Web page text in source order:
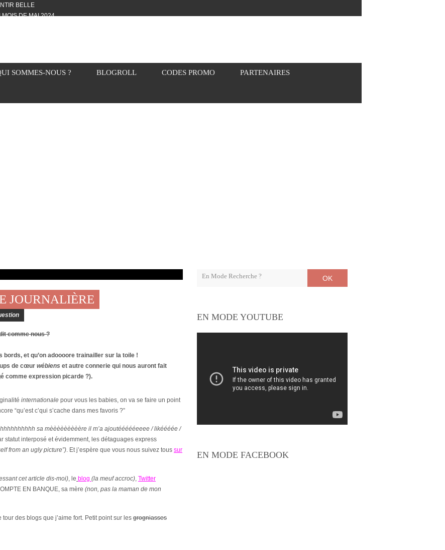
BELLE
MOIS DE MAI 2024
BOX DU MOIS DE MAI 2024
BOX DU MOIS D’AVRIL
AUTRES, CE N’EST QUE LA
SOMMES-NOUS ? BLOGROLL CODES PROMO PARTENAIRES
JOURNALIÈRE
comme nous ?
bords, et qu’on adoooore trainailler sur la toile !
de cœur wébiens et autre connerie qui nous auront fait
comme expression picarde ?).
internationale pour vous les babies, on va se faire un point
“qu’est c’qui s’cache dans mes favoris ?”
sa mèèèèèèèèère il m’a ajoutéééééeeee / likéééée /
statut interposé et évidemment, les détaguages express
from an ugly picture”). Et j’espère que vous nous suivez tous sur
cet article dis-moi), le blog (la meuf accroc), Twitter
EN BANQUE, sa mère (non, pas la maman de mon
des blogs que j’aime fort. Petit point sur les grogniasses
OK
EN MODE YOUTUBE
EN MODE FACEBOOK